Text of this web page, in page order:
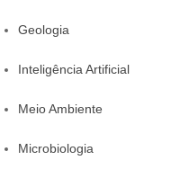
Geologia
Inteligência Artificial
Meio Ambiente
Microbiologia